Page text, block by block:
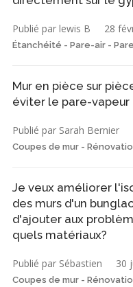
Publié par lewis B 28
Étanchéité - Pare-air -
Mur en pièce sur
éviter le pare-vapeur
Publié par Sarah Bernier
Coupes de mur -
Je veux améliorer
des murs d'un
d'ajouter aux
quels matériaux?
Publié par Sébastien 30
Coupes de mur -